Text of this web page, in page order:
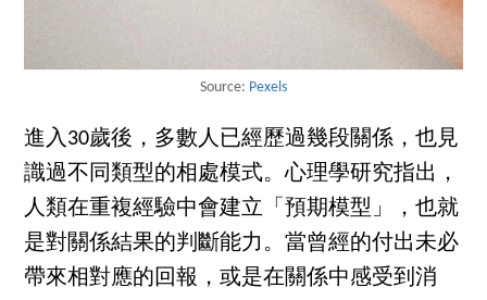
Source: Pexels
進入30歲後，多數人已經歷過幾段關係，也見
識過不同類型的相處模式。心理學研究指出，
人類在重複經驗中會建立「預期模型」，也就
是對關係結果的判斷能力。當曾經的付出未必
帶來相對應的回報，或是在關係中感受到消